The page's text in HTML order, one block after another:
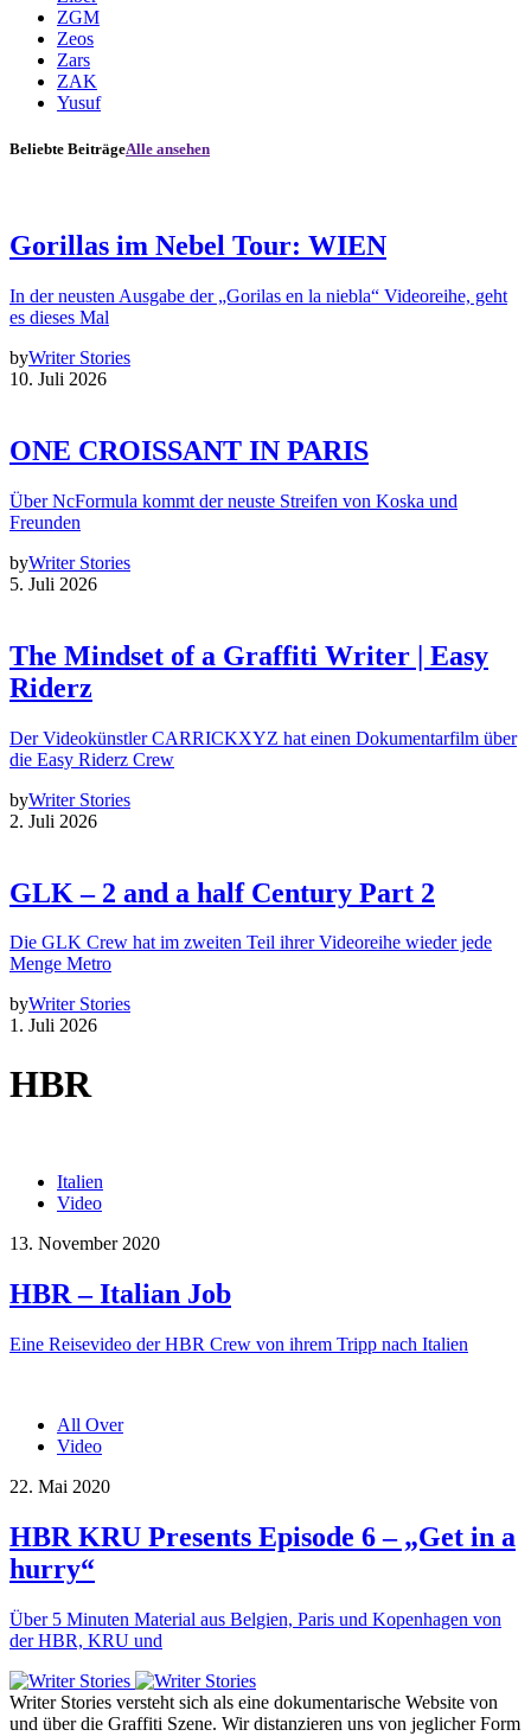
ZGM
Zeos
Zars
ZAK
Yusuf
Beliebte BeiträgeAlle ansehen
Gorillas im Nebel Tour: WIEN
In der neusten Ausgabe der „Gorilas en la niebla“ Videoreihe, geht
es dieses Mal
byWriter Stories
10. Juli 2026
ONE CROISSANT IN PARIS
Über NcFormula kommt der neuste Streifen von Koska und
Freunden
byWriter Stories
5. Juli 2026
The Mindset of a Graffiti Writer | Easy
Riderz
Der Videokünstler CARRICKXYZ hat einen Dokumentarfilm über
die Easy Riderz Crew
byWriter Stories
2. Juli 2026
GLK – 2 and a half Century Part 2
Die GLK Crew hat im zweiten Teil ihrer Videoreihe wieder jede
Menge Metro
byWriter Stories
1. Juli 2026
HBR
Italien
Video
13. November 2020
HBR – Italian Job
Eine Reisevideo der HBR Crew von ihrem Tripp nach Italien
All Over
Video
22. Mai 2020
HBR KRU Presents Episode 6 – „Get in a
hurry“
Über 5 Minuten Material aus Belgien, Paris und Kopenhagen von
der HBR, KRU und
Writer Stories versteht sich als eine dokumentarische Website von
und über die Graffiti Szene. Wir distanzieren uns von jeglicher Form